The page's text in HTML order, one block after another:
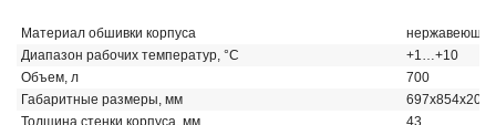
Материал обшивки корпуса
нержавеющая
Диапазон рабочих температур, °C
+1…+10
Объем, л
700
Габаритные размеры, мм
697х854х2028
Толщина стенки корпуса, мм
43